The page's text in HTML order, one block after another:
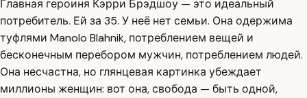
Главная героиня Кэрри Брэдшоу — это идеальный
потребитель. Ей за 35. У неё нет семьи. Она одержима
туфлями Manolo Blahnik, потреблением вещей и
бесконечным перебором мужчин, потреблением людей.
Она несчастна, но глянцевая картинка убеждает
миллионы женщин: вот она, свобода — быть одной,